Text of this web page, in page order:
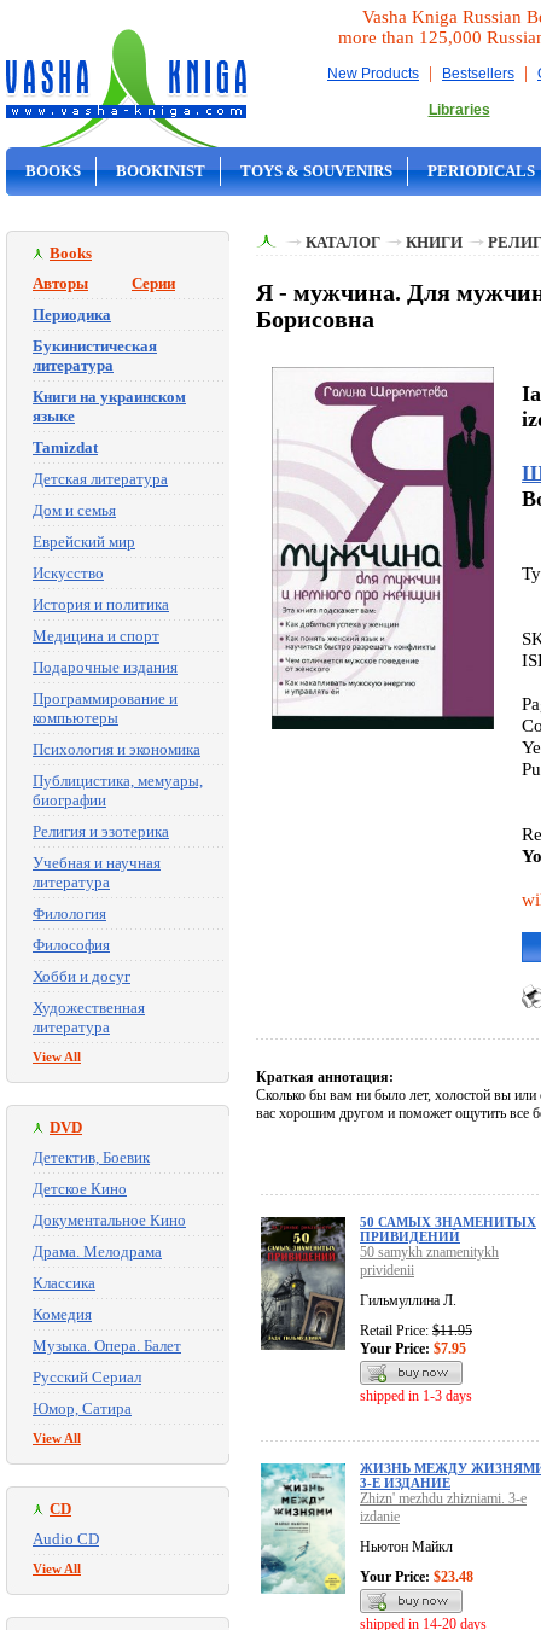
Vasha Kniga Russian
more than 125,000
New Products | Bestsellers |
Libraries
BOOKS BOOKINIST TOYS & SOUVENIRS PERIODICALS
Books
Авторы
Серии
Периодика
Букинистическая
литература
Книги на украинском
языке
Tamizdat
Детская литература
Дом и семья
Еврейский мир
Искусство
История и политика
Медицина и спорт
Подарочные издания
Программирование и
компьютеры
Психология и экономика
Публицистика, мемуары,
биографии
Религия и эзотерика
Учебная и научная
литература
Филология
Философия
Хобби и досуг
Художественная
литература
View All
DVD
Детектив, Боевик
Детское Кино
Документальное Кино
Драма. Мелодрама
Классика
Комедия
Музыка. Опера. Балет
Русский Сериал
Юмор, Сатира
View All
CD
Audio CD
View All
КАТАЛОГ КНИГИ
Я - мужчина. Для
Борисовна
Краткая аннотация:
Сколько бы вам ни было лет, холостой вы или
вас хорошим другом и поможет ощутить все
50 САМЫХ ЗНАМЕНИТЫХ
ПРИВИДЕНИЙ
50 samykh znamenitykh
prividenii
Гильмуллина Л.
Retail Price: $11.95
Your Price: $7.95
shipped in 1-3 days
ЖИЗНЬ МЕЖДУ
3-Е ИЗДАНИЕ
Zhizn' mezhdu zhizniami. 3-e
izdanie
Ньютон Майкл
Your Price: $23.48
shipped in 14-20 days